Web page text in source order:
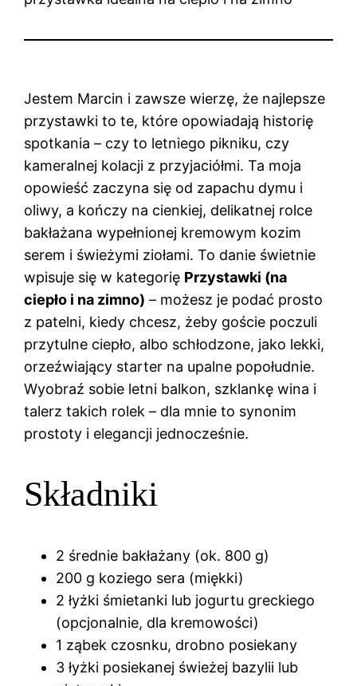
Jestem Marcin i zawsze wierzę, że najlepsze
przystawki to te, które opowiadają historię
spotkania – czy to letniego pikniku, czy
kameralnej kolacji z przyjaciółmi. Ta moja
opowieść zaczyna się od zapachu dymu i
oliwy, a kończy na cienkiej, delikatnej rolce
bakłażana wypełnionej kremowym kozim
serem i świeżymi ziołami. To danie świetnie
wpisuje się w kategorię Przystawki (na
ciepło i na zimno) – możesz je podać prosto
z patelni, kiedy chcesz, żeby goście poczuli
przytulne ciepło, albo schłodzone, jako lekki,
orzeźwiający starter na upalne popołudnie.
Wyobraź sobie letni balkon, szklankę wina i
talerz takich rolek – dla mnie to synonim
prostoty i elegancji jednocześnie.
Składniki
2 średnie bakłażany (ok. 800 g)
200 g koziego sera (miękki)
2 łyżki śmietanki lub jogurtu greckiego
(opcjonalnie, dla kremowości)
1 ząbek czosnku, drobno posiekany
3 łyżki posiekanej świeżej bazylii lub